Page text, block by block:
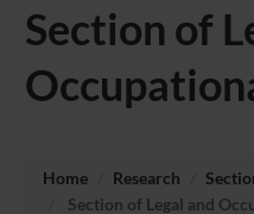
Section of
Home Research
Section of Legal and